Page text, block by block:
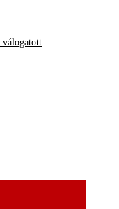
válogatott